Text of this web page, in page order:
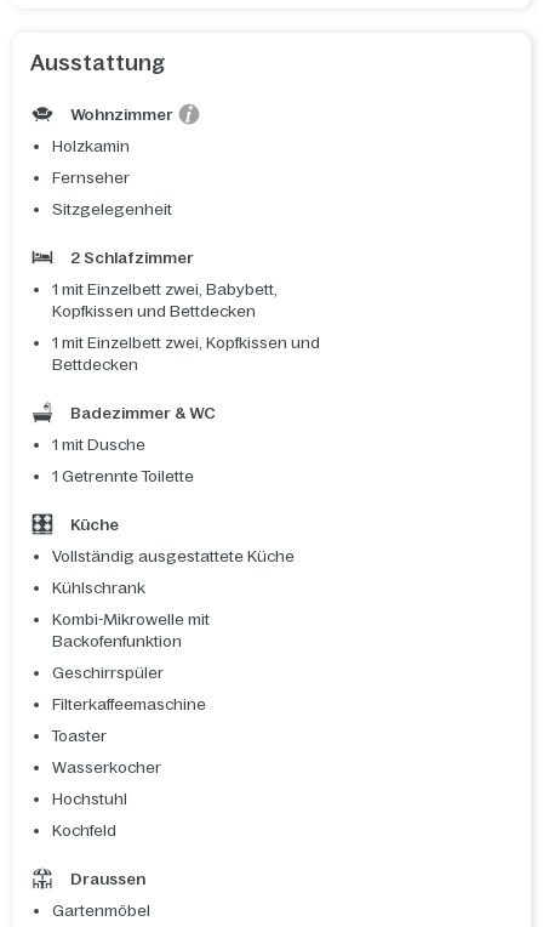
Ausstattung
Wohnzimmer
Holzkamin
Fernseher
Sitzgelegenheit
2 Schlafzimmer
1 mit Einzelbett zwei, Babybett,
Kopfkissen und Bettdecken
1 mit Einzelbett zwei, Kopfkissen und
Bettdecken
Badezimmer & WC
1 mit Dusche
1 Getrennte Toilette
Küche
Vollständig ausgestattete Küche
Kühlschrank
Kombi-Mikrowelle mit
Backofenfunktion
Geschirrspüler
Filterkaffeemaschine
Toaster
Wasserkocher
Hochstuhl
Kochfeld
Draussen
Gartenmöbel